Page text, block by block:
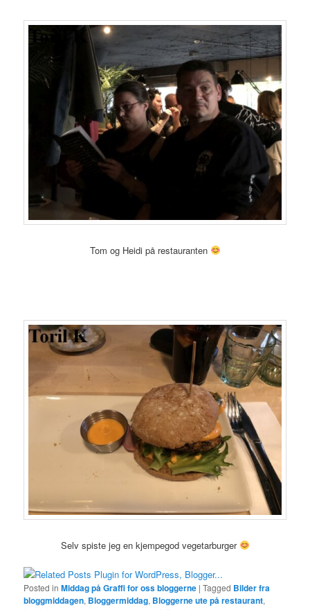
Tom og Heidi på restauranten
Selv spiste jeg en kjempegod vegetarburger
Posted in Middag på Graffi for oss bloggerne |Tagged Bilder fra
bloggmiddagen, Bloggermiddag, Bloggerne ute på restaurant,